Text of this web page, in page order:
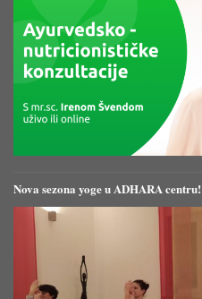
Nova sezona yoge u ADHARA centru!